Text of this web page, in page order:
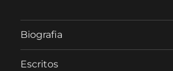
Biografia
Escritos